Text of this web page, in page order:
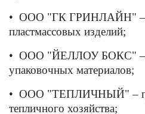
• ООО "ГК ГРИНЛАЙН" –
пластмассовых изделий;
• ООО "ЙЕЛЛОУ БОКС" –
упаковочных материалов;
• ООО "ТЕПЛИЧНЫЙ" –
тепличного хозяйства;